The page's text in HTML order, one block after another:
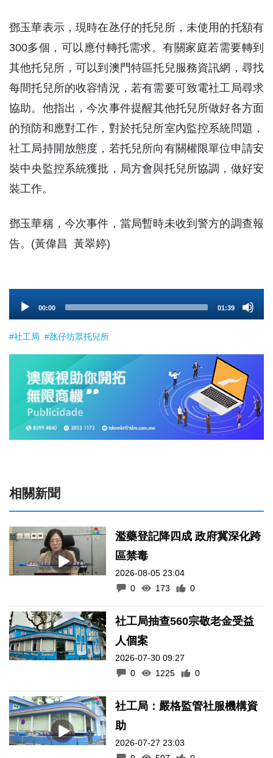
鄧玉華表示，現時在氹仔的托兒所，未使用的托額有
300多個，可以應付轉托需求。有關家庭若需要轉到
其他托兒所，可以到澳門特區托兒服務資訊網，尋找
每間托兒所的收容情況，若有需要可致電社工局尋求
協助。他指出，今次事件提醒其他托兒所做好各方面
的預防和應對工作，對於托兒所室內監控系統問題，
社工局持開放態度，若托兒所向有關權限單位申請安
裝中央監控系統獲批，局方會與托兒所協調，做好安
裝工作。
鄧玉華稱，今次事件，當局暫時未收到警方的調查報
告。(黃偉昌 黃翠婷)
Player
00:00 01:39
#社工局 #氹仔坊眾托兒所
相關新聞
濫藥登記降四成 政府冀深化跨
區禁毒
2026-08-05 23:04
0
173 0
社工局抽查560宗敬老金受益
人個案
2026-07-30 09:27
0
1225 0
社工局：嚴格監管社服機構資
助
2026-07-27 23:03